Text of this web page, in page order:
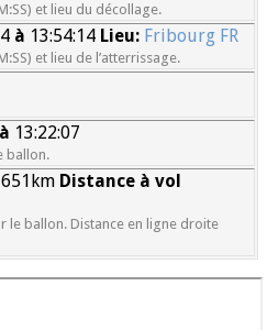
et lieu du décollage.
à 13:54:14 Lieu: Fribourg FR
et lieu de l’atterrissage.
à 13:22:07
ballon.
Distance à vol
le ballon. Distance en ligne droite